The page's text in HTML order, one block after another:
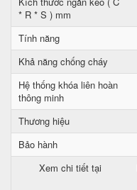
* R * S ) mm
Tính năng
Khả năng chống cháy
Hệ thống khóa liên hoàn
thông minh
Thương hiệu
Bảo hành
Xem chi tiết tại